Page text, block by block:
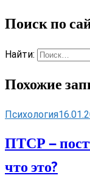
Поиск по
Найти:
Похожие
Психология
ПТСР —
что это?